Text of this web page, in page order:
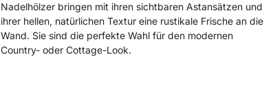
Nadelhölzer bringen mit ihren sichtbaren Astansätzen und
ihrer hellen, natürlichen Textur eine rustikale Frische an die
Wand. Sie sind die perfekte Wahl für den modernen
Country- oder Cottage-Look.